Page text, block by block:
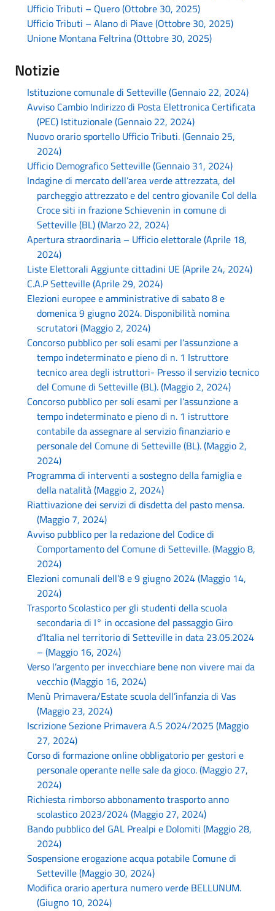
Ufficio Tributi – Quero (Ottobre 30, 2025)
Ufficio Tributi – Alano di Piave (Ottobre 30, 2025)
Unione Montana Feltrina (Ottobre 30, 2025)
Notizie
Istituzione comunale di Setteville (Gennaio 22, 2024)
Avviso Cambio Indirizzo di Posta Elettronica Certificata
(PEC) Istituzionale (Gennaio 22, 2024)
Nuovo orario sportello Ufficio Tributi. (Gennaio 25,
2024)
Ufficio Demografico Setteville (Gennaio 31, 2024)
Indagine di mercato dell’area verde attrezzata, del
parcheggio attrezzato e del centro giovanile Col della
Croce siti in frazione Schievenin in comune di
Setteville (BL) (Marzo 22, 2024)
Apertura straordinaria – Ufficio elettorale (Aprile 18,
2024)
Liste Elettorali Aggiunte cittadini UE (Aprile 24, 2024)
C.A.P Setteville (Aprile 29, 2024)
Elezioni europee e amministrative di sabato 8 e
domenica 9 giugno 2024. Disponibilità nomina
scrutatori (Maggio 2, 2024)
Concorso pubblico per soli esami per l’assunzione a
tempo indeterminato e pieno di n. 1 Istruttore
tecnico area degli istruttori- Presso il servizio tecnico
del Comune di Setteville (BL). (Maggio 2, 2024)
Concorso pubblico per soli esami per l’assunzione a
tempo indeterminato e pieno di n. 1 istruttore
contabile da assegnare al servizio finanziario e
personale del Comune di Setteville (BL). (Maggio 2,
2024)
Programma di interventi a sostegno della famiglia e
della natalità (Maggio 2, 2024)
Riattivazione dei servizi di disdetta del pasto mensa.
(Maggio 7, 2024)
Avviso pubblico per la redazione del Codice di
Comportamento del Comune di Setteville. (Maggio 8,
2024)
Elezioni comunali dell’8 e 9 giugno 2024 (Maggio 14,
2024)
Trasporto Scolastico per gli studenti della scuola
secondaria di I° in occasione del passaggio Giro
d’Italia nel territorio di Setteville in data 23.05.2024
– (Maggio 16, 2024)
Verso l’argento per invecchiare bene non vivere mai da
vecchio (Maggio 16, 2024)
Menù Primavera/Estate scuola dell’infanzia di Vas
(Maggio 23, 2024)
Iscrizione Sezione Primavera A.S 2024/2025 (Maggio
27, 2024)
Corso di formazione online obbligatorio per gestori e
personale operante nelle sale da gioco. (Maggio 27,
2024)
Richiesta rimborso abbonamento trasporto anno
scolastico 2023/2024 (Maggio 27, 2024)
Bando pubblico del GAL Prealpi e Dolomiti (Maggio 28,
2024)
Sospensione erogazione acqua potabile Comune di
Setteville (Maggio 30, 2024)
Modifica orario apertura numero verde BELLUNUM.
(Giugno 10, 2024)